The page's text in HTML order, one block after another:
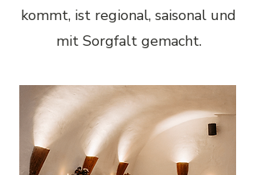
kommt, ist regional, saisonal und
mit Sorgfalt gemacht.